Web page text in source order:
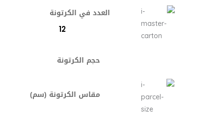
العدد في الكرتونة
12
حجم الكرتونة
مقاس الكرتونة (سم)